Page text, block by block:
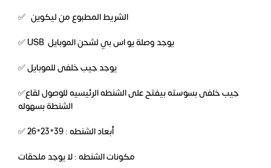
✅ الشريط المطبوع من ليكوين
✅ USB يوجد وصلة يو اس بي لشحن الموبايل
✅ يوجد جيب خلفى للموبايل
✅جيب خلفى بسوسته بيفتح على الشنطه الرئيسيه للوصول لقاع
الشنطة بسهوله
✅ أبعاد الشنطه : 39*23*26
مكونات الشنطه : لا يوجد ملحقات